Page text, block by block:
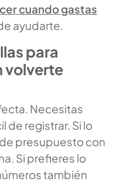
cuando gastas
ayudarte.
para
volverte
Necesitas
de registrar. Si lo
presupuesto con
Si prefieres lo
también